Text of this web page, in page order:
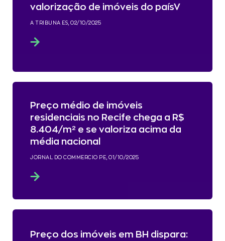
valorização de imóveis do paísV
A TRIBUNA ES, 02/10/2025
Preço médio de imóveis
residenciais no Recife chega a R$
8.404/m² e se valoriza acima da
média nacional
JORNAL DO COMMERCIO PE, 01/10/2025
Preço dos imóveis em BH dispara: